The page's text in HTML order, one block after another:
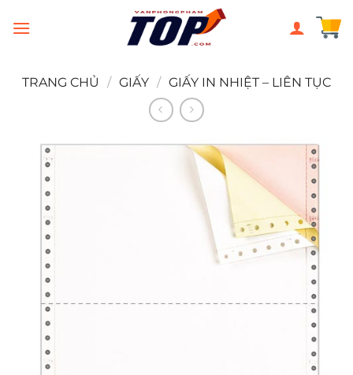
đến
TRANG CHỦ
/ GIẤY / GIẤY IN NHIỆT – LIÊN TỤC